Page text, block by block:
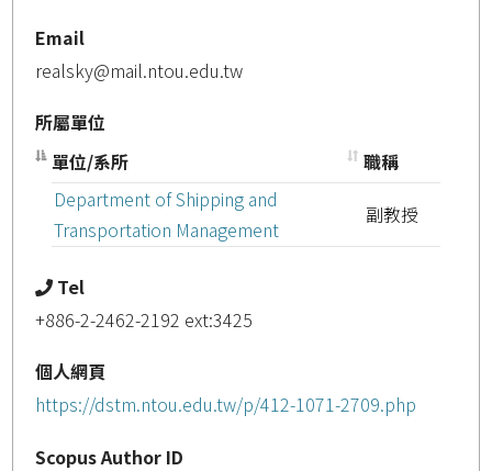
Email
realsky@mail.ntou.edu.tw
所屬單位
單位/系所
職稱
Department of Shipping and
Transportation Management
副教授
Tel
+886-2-2462-2192 ext:3425
個人網頁
https://dstm.ntou.edu.tw/p/412-1071-2709.php
Scopus Author ID